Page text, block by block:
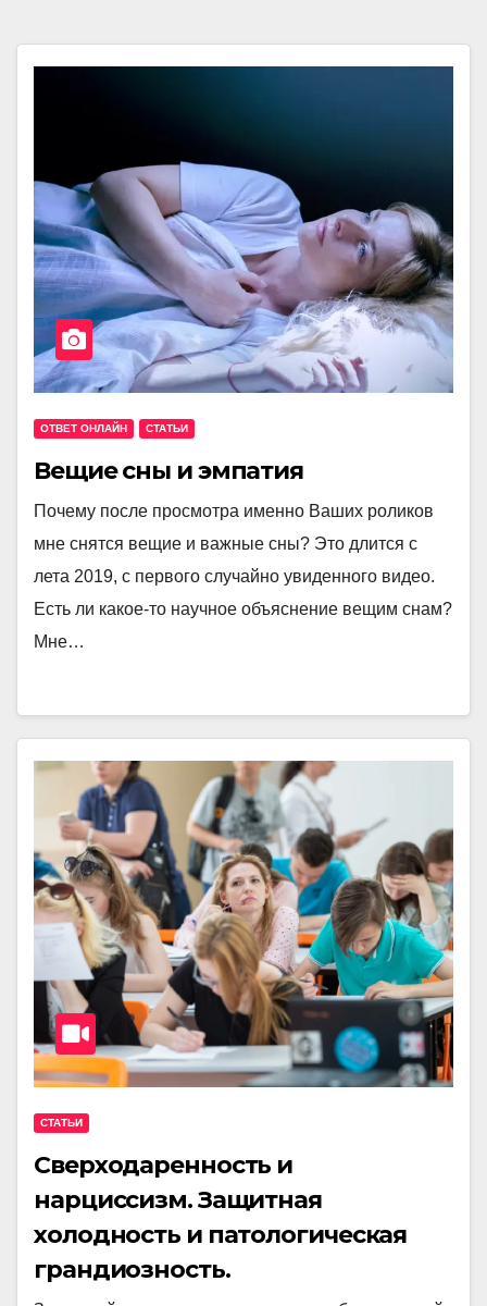
ОТВЕТ ОНЛАЙН СТАТЬИ
Вещие сны и эмпатия
Почему после просмотра именно Ваших роликов
мне снятся вещие и важные сны? Это длится с
лета 2019, с первого случайно увиденного видео.
Есть ли какое-то научное объяснение вещим снам?
Мне…
СТАТЬИ
Сверходаренность и
нарциссизм. Защитная
холодность и патологическая
грандиозность.